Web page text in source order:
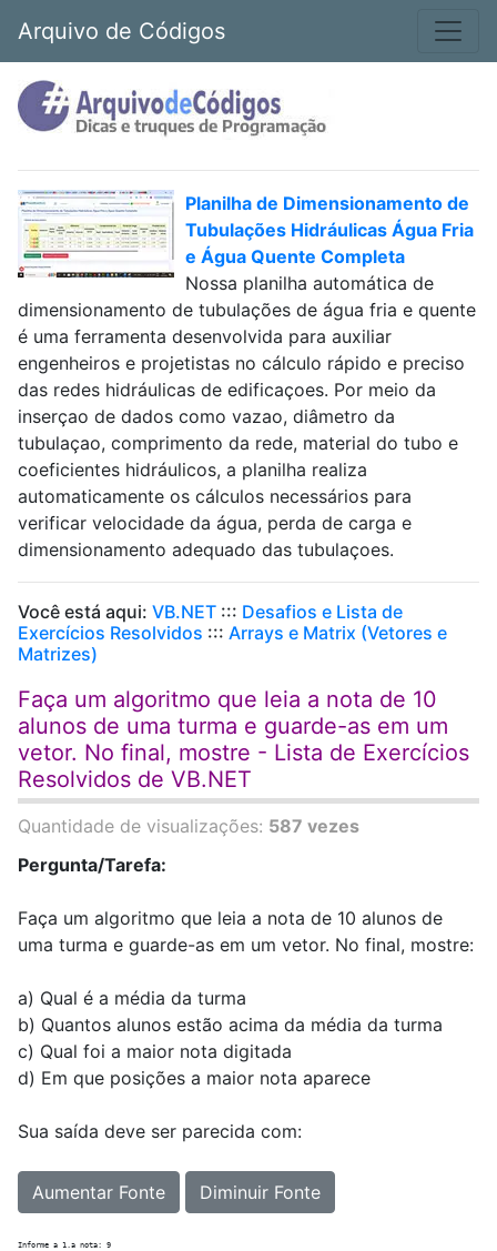
Arquivo de Códigos
Planilha de Dimensionamento de
Tubulações Hidráulicas Água Fria
e Água Quente Completa
Nossa planilha automática de
dimensionamento de tubulações de água fria e quente
é uma ferramenta desenvolvida para auxiliar
engenheiros e projetistas no cálculo rápido e preciso
das redes hidráulicas de edificaçoes. Por meio da
inserçao de dados como vazao, diâmetro da
tubulaçao, comprimento da rede, material do tubo e
coeficientes hidráulicos, a planilha realiza
automaticamente os cálculos necessários para
verificar velocidade da água, perda de carga e
dimensionamento adequado das tubulaçoes.
Você está aqui: VB.NET ::: Desafios e Lista de
Exercícios Resolvidos ::: Arrays e Matrix (Vetores e
Matrizes)
Faça um algoritmo que leia a nota de 10
alunos de uma turma e guarde-as em um
vetor. No final, mostre - Lista de Exercícios
Resolvidos de VB.NET
Quantidade de visualizações: 587 vezes
Pergunta/Tarefa:
Faça um algoritmo que leia a nota de 10 alunos de
uma turma e guarde-as em um vetor. No final, mostre:
a) Qual é a média da turma
b) Quantos alunos estão acima da média da turma
c) Qual foi a maior nota digitada
d) Em que posições a maior nota aparece
Sua saída deve ser parecida com:
Aumentar Fonte Diminuir Fonte
Informe a 1.a nota: 9